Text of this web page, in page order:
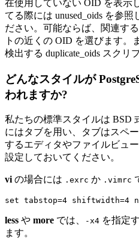
在使用していない OID を表示
てる際には unused_oids を参
ださい。可能ならば、関連す
トの近くの OID を選びます。
検出する duplicate_oids スクリ
どんなスタイルが
われますか?
私たちの標準スタイルは BSD
にはタブを用い、タブはスペ
するエディタやファイルビュ
設定しておいてください。
vi の場合には .exrc か .vimrc
less や more では、 -x4 を指定
ます。